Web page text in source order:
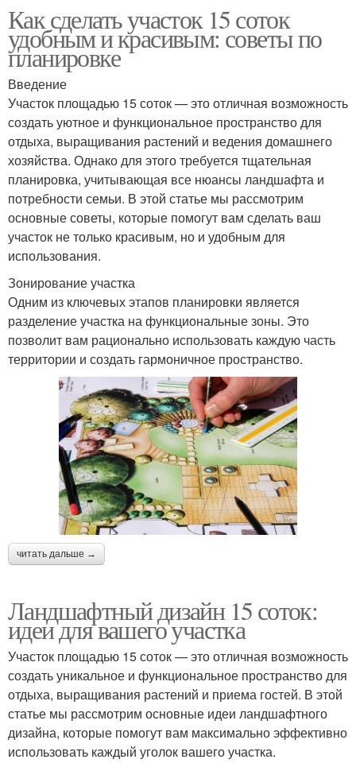
Как сделать участок 15 соток
удобным и красивым: советы по
планировке
Введение
Участок площадью 15 соток — это отличная возможность
создать уютное и функциональное пространство для
отдыха, выращивания растений и ведения домашнего
хозяйства. Однако для этого требуется тщательная
планировка, учитывающая все нюансы ландшафта и
потребности семьи. В этой статье мы рассмотрим
основные советы, которые помогут вам сделать ваш
участок не только красивым, но и удобным для
использования.
Зонирование участка
Одним из ключевых этапов планировки является
разделение участка на функциональные зоны. Это
позволит вам рационально использовать каждую часть
территории и создать гармоничное пространство.
читать дальше →
Ландшафтный дизайн 15 соток:
идеи для вашего участка
Участок площадью 15 соток — это отличная возможность
создать уникальное и функциональное пространство для
отдыха, выращивания растений и приема гостей. В этой
статье мы рассмотрим основные идеи ландшафтного
дизайна, которые помогут вам максимально эффективно
использовать каждый уголок вашего участка.